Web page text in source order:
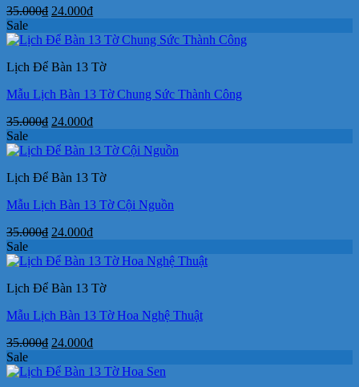
35.000₫ Giá
là:
24.000₫Giá
tại
24.000₫.
Sale
Lịch Để Bàn 13 Tờ
Mẫu Lịch Bàn 13 Tờ Chung Sức Thành Công
35.000₫ Giá
là:
24.000₫Giá
tại
24.000₫.
Sale
Lịch Để Bàn 13 Tờ
Mẫu Lịch Bàn 13 Tờ Cội Nguồn
35.000₫ Giá
là:
24.000₫Giá
tại
24.000₫.
Sale
Lịch Để Bàn 13 Tờ
Mẫu Lịch Bàn 13 Tờ Hoa Nghệ Thuật
35.000₫ Giá
là:
24.000₫Giá
tại
Sale